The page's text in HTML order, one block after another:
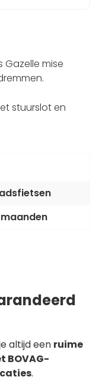
mise
stuurslot en
maanden
altijd een ruime
BOVAG-
.